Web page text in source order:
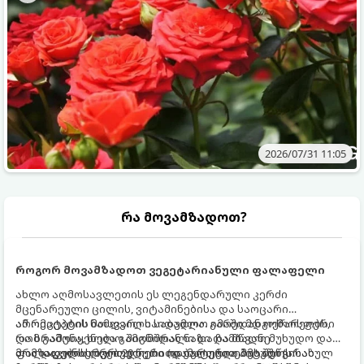
2026/07/31 11:05
რა მოვამზადოთ?
როგორ მოვამზადოთ ვეგეტარიანული ფალაფელი
ახლო აღმოსავლეთის ეს ლეგენდარული კერძი
მცენარეული ცილის, ვიტამინებისა და საოცარი
არომატების ნამდვილი საბადოა. გარედან ოქროსფერი
და ხრაშუნა, ხოლო შიგნიდან ნაზი და მწვანე
ფალაფელის ბურთულები იდეალურია პიტაში (არაბულ
ამ რეცეპტის მთავარი საიდუმლო იმაში მდგომარეობს,
რომ გამოიყენება გამომშრალი და ჩამბალი მუხუდო და
არა დაკონსერვებული, რათა ბურთულებმა შეწვისას
მომზადების დრო: 20 წუთი (დამატებით მუხუდოს